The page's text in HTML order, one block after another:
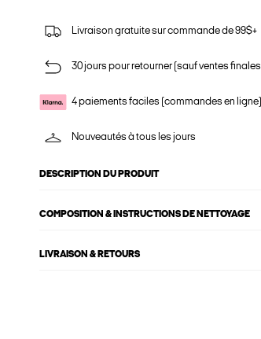
Livraison gratuite sur commande de 99$+
30 jours pour retourner (sauf ventes finales)
4 paiements faciles (commandes en ligne)
Nouveautés à tous les jours
DESCRIPTION DU PRODUIT
COMPOSITION & INSTRUCTIONS DE NETTOYAGE
LIVRAISON & RETOURS